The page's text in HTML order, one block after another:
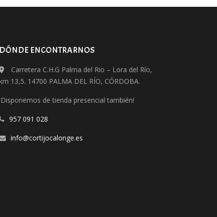
ENCONTRARNOS
Carretera C.H.G Palma del Rio – Lora del Río,
13,5. 14700 PALMA DEL RÍO, CÓRDOBA.
de tienda presencial también!
​957 091 028
info@cortijocalonge.es​